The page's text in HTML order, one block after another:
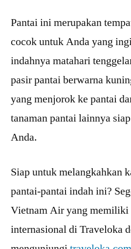
Pantai ini merupakan
cocok untuk Anda yang
indahnya matahari
pasir pantai berwarna
yang menjorok ke pantai
tanaman pantai lainnya
Anda.
Siap untuk melangkahkan
pantai-pantai indah ini?
Vietnam Air yang memiliki
internasional di Traveloka